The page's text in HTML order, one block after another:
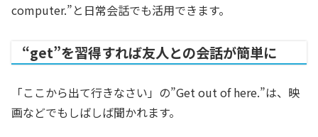
computer.”と日常会話でも活用できます。
“get”を習得すれば友人との会話が簡単に
「ここから出て行きなさい」の”Get out of here.”は、映
画などでもしばしば聞かれます。